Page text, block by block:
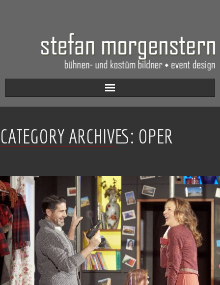
Aktuell
Werkverzeichnis
Kontakt
CATEGORY ARCHIVES: OPER